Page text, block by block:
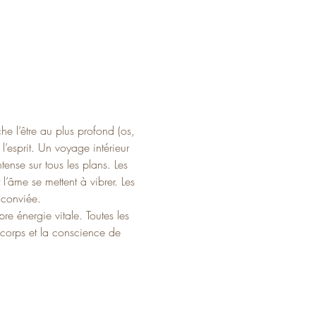
l’être au plus profond (os,
Un voyage intérieur
sur tous les plans. Les
se mettent à vibrer. Les
énergie vitale. Toutes les
et la conscience de